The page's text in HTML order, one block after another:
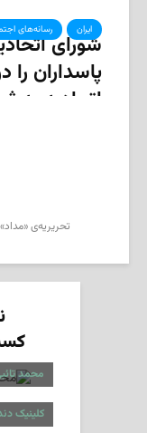
ایران رسانه‌های
شورای
پاسداران
اتحادیه به
تحریریه‌ی «مداد»
محمد
کلینیک